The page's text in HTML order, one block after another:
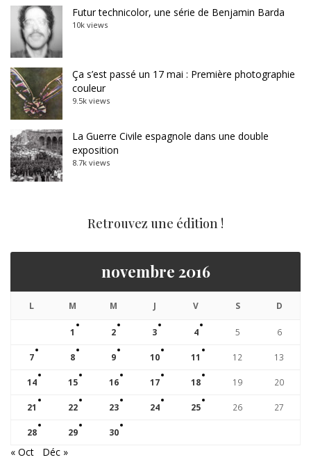
Futur technicolor, une série de Benjamin Barda
10k views
Ça s’est passé un 17 mai : Première photographie
couleur
9.5k views
La Guerre Civile espagnole dans une double
exposition
8.7k views
Retrouvez une édition !
novembre 2016
L M M J V S D
1 2 3 4 5 6
7 8 9 10 11 12 13
14 15 16 17 18 19 20
21 22 23 24 25 26 27
28 29 30
« Oct Déc »